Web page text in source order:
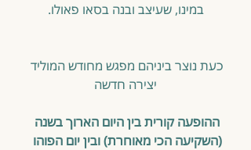
במינו, שעיצב ובנה בסאו פאולו.
כעת נוצר ביניהם מפגש מחודש המוליד
יצירה חדשה
ההופעה קורית בין היום הארוך בשנה
(השקיעה הכי מאוחרת) ובין יום הפוהו